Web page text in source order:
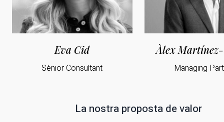
Eva Cid
Sènior Consultant
Àlex
Managing
La nostra proposta de valor